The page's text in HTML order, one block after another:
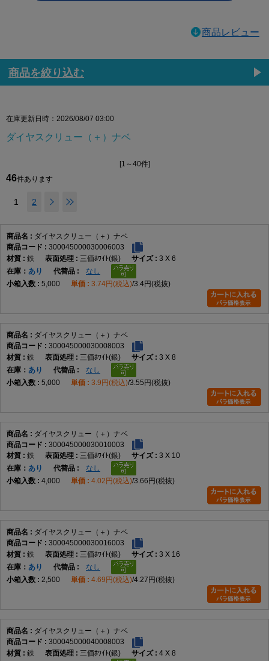
商品レビュー
商品を絞り込む
在庫更新日時：2026/08/07 03:00
ダイヤスクリュー（＋）ナベ
[1～40件]
46件あります
1 2
ダイヤスクリュー（＋）ナベ
300045000030006003
鉄
三価ﾎﾜｲﾄ(銀)
3 X 6
在庫
あり
なし
5,000
3.74円(税込) 3.4円(税抜)
ダイヤスクリュー（＋）ナベ
300045000030008003
鉄
三価ﾎﾜｲﾄ(銀)
3 X 8
在庫
あり
なし
5,000
3.9円(税込) 3.55円(税抜)
ダイヤスクリュー（＋）ナベ
300045000030010003
鉄
三価ﾎﾜｲﾄ(銀)
3 X 10
在庫
あり
なし
4,000
4.02円(税込) 3.66円(税抜)
ダイヤスクリュー（＋）ナベ
300045000030016003
鉄
三価ﾎﾜｲﾄ(銀)
3 X 16
在庫
あり
なし
2,500
4.69円(税込) 4.27円(税抜)
ダイヤスクリュー（＋）ナベ
300045000040008003
鉄
三価ﾎﾜｲﾄ(銀)
4 X 8